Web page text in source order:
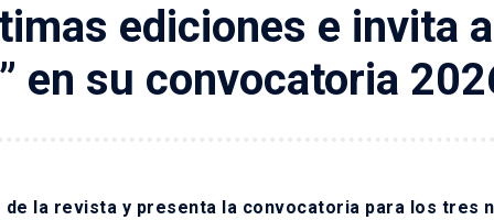
ediciones e invita
en su convocatoria
la revista y presenta la convocatoria para los tres